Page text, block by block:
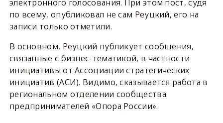
электронного голосования. При этом пост, судя
по всему, опубликовал не сам Реуцкий, его на
записи только отметили.
В основном, Реуцкий публикует сообщения,
связанные с бизнес-тематикой, в частности
инициативы от Ассоциации стратегических
инициатив (АСИ). Видимо, сказывается работа в
региональном отделении сообщества
предпринимателей «Опора России».